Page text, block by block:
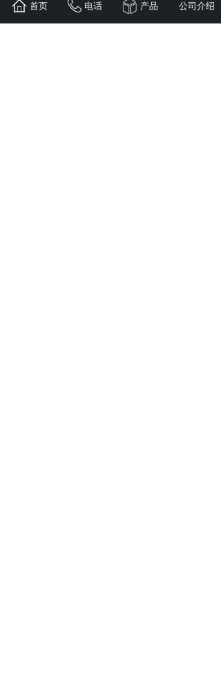
首页 电话 产品 公司介绍